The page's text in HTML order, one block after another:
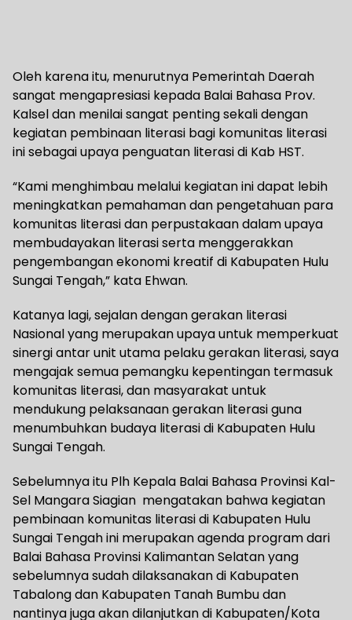
Oleh karena itu, menurutnya Pemerintah Daerah
sangat mengapresiasi kepada Balai Bahasa Prov.
Kalsel dan menilai sangat penting sekali dengan
kegiatan pembinaan literasi bagi komunitas literasi
ini sebagai upaya penguatan literasi di Kab HST.
“Kami menghimbau melalui kegiatan ini dapat lebih
meningkatkan pemahaman dan pengetahuan para
komunitas literasi dan perpustakaan dalam upaya
membudayakan literasi serta menggerakkan
pengembangan ekonomi kreatif di Kabupaten Hulu
Sungai Tengah,” kata Ehwan.
Katanya lagi, sejalan dengan gerakan literasi
Nasional yang merupakan upaya untuk memperkuat
sinergi antar unit utama pelaku gerakan literasi, saya
mengajak semua pemangku kepentingan termasuk
komunitas literasi, dan masyarakat untuk
mendukung pelaksanaan gerakan literasi guna
menumbuhkan budaya literasi di Kabupaten Hulu
Sungai Tengah.
Sebelumnya itu Plh Kepala Balai Bahasa Provinsi Kal-
Sel Mangara Siagian mengatakan bahwa kegiatan
pembinaan komunitas literasi di Kabupaten Hulu
Sungai Tengah ini merupakan agenda program dari
Balai Bahasa Provinsi Kalimantan Selatan yang
sebelumnya sudah dilaksanakan di Kabupaten
Tabalong dan Kabupaten Tanah Bumbu dan
nantinya juga akan dilanjutkan di Kabupaten/Kota